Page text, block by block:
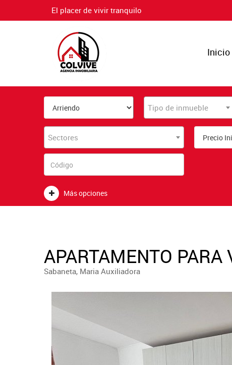
El placer de vivir tranquilo
Inicio
Tipo de inmueble
Sectores
Más opciones
APARTAMENTO PARA
Sabaneta, Maria Auxiliadora